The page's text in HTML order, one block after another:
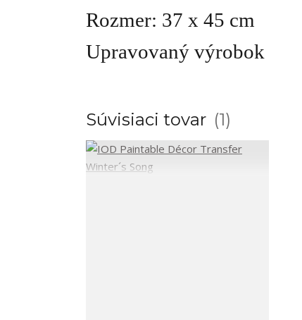
Rozmer: 37 x 45 cm
Upravovaný výrobok
Súvisiaci tovar 1